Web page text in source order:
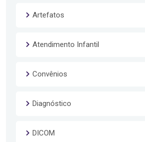
Artefatos
Atendimento Infantil
Convênios
Diagnóstico
DICOM